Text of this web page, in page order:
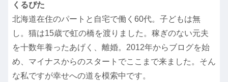
くるぴた
北海道在住のパートと自宅で働く60代。子どもは無
し。猫は15歳で虹の橋を渡りました。稼ぎのない元夫
を十数年養ったあげく、離婚。2012年からブログを始
め、マイナスからのスタートでここまで来ました。そん
な私ですが幸せへの道を模索中です。